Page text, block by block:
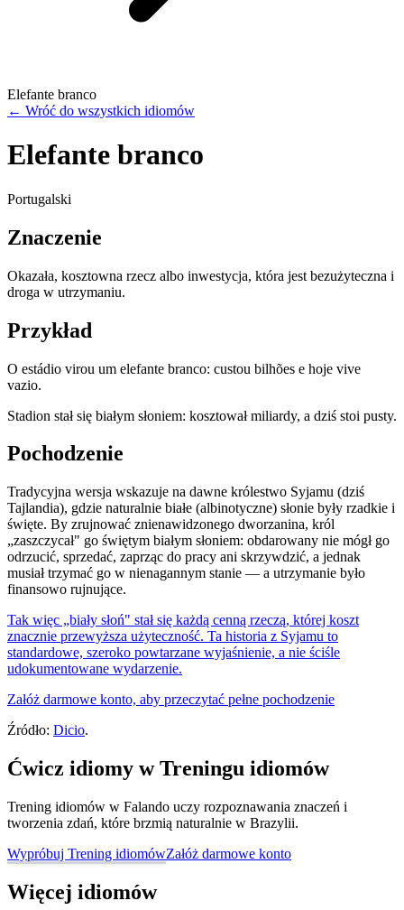
Elefante branco
← Wróć do wszystkich idiomów
Elefante branco
Portugalski
Znaczenie
Okazała, kosztowna rzecz albo inwestycja, która jest bezużyteczna i
droga w utrzymaniu.
Przykład
O estádio virou um elefante branco: custou bilhões e hoje vive
vazio.
Stadion stał się białym słoniem: kosztował miliardy, a dziś stoi pusty.
Pochodzenie
Tradycyjna wersja wskazuje na dawne królestwo Syjamu (dziś
Tajlandia), gdzie naturalnie białe (albinotyczne) słonie były rzadkie i
święte. By zrujnować znienawidzonego dworzanina, król
„zaszczycał" go świętym białym słoniem: obdarowany nie mógł go
odrzucić, sprzedać, zaprząc do pracy ani skrzywdzić, a jednak
musiał trzymać go w nienagannym stanie — a utrzymanie było
finansowo rujnujące.
Tak więc „biały słoń" stał się każdą cenną rzeczą, której koszt
znacznie przewyższa użyteczność. Ta historia z Syjamu to
standardowe, szeroko powtarzane wyjaśnienie, a nie ściśle
udokumentowane wydarzenie.
Załóż darmowe konto, aby przeczytać pełne pochodzenie
Źródło: Dicio.
Ćwicz idiomy w Treningu idiomów
Trening idiomów w Falando uczy rozpoznawania znaczeń i
tworzenia zdań, które brzmią naturalnie w Brazylii.
Wypróbuj Trening idiomówZałóż darmowe konto
Więcej idiomów